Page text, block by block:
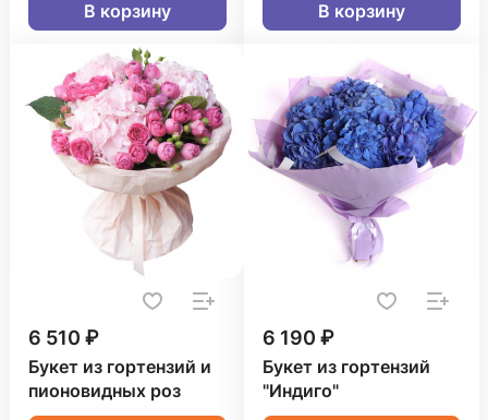
В корзину В корзину
6 510 ₽
Букет из гортензий и
пионовидных роз
6 190 ₽
Букет из гортензий
"Индиго"